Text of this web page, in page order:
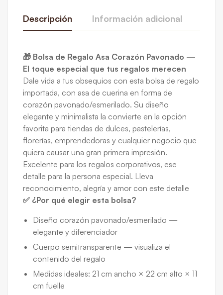
Descripción Información adicional
🎁 Bolsa de Regalo Asa Corazón Pavonado —
El toque especial que tus regalos merecen
Dale vida a tus obsequios con esta bolsa de regalo
importada, con asa de cuerina en forma de
corazón pavonado/esmerilado. Su diseño
elegante y minimalista la convierte en la opción
favorita para tiendas de dulces, pastelerías,
florerías, emprendedoras y cualquier negocio que
quiera causar una gran primera impresión.
Excelente para los regalos corporativos, ese
detalle para la persona especial. Lleva
reconocimiento, alegría y amor con este detalle
✅ ¿Por qué elegir esta bolsa?
Diseño corazón pavonado/esmerilado —
elegante y diferenciador
Cuerpo semitransparente — visualiza el
contenido del regalo
Medidas ideales: 21 cm ancho × 22 cm alto × 11
cm fuelle
Paquete 3 UNIDADES,10 UNIDADES
De La Calificación Y Revisión De
Base en 0 Comentarios
Escribe una reseña
Todavía no hay comentarios.